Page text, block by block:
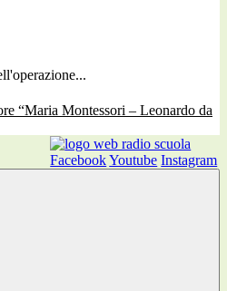
FacebookYoutube Instagram